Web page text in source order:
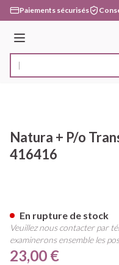
Aller au contenu
Paiements sécurisés
Menu
Rechercher
Natura + P/o
416416
23,00 €
En rupture de stock
Veuillez nous contacter par
examinerons ensemble les